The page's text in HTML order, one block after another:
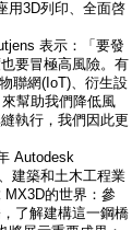
用3D列印、全面啓
表示：「要發
要冒極高風險。有
聯網(IoT)、衍生設
幫助我們降低風
執行，我們因此更
Autodesk
建築和土木工程業
MX3D的世界：參
了解建構這一鋼橋
將展示重要成果：